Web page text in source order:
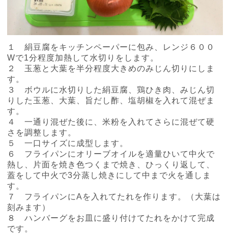
１ 絹豆腐をキッチンペーパーに包み、レンジ６００
Wで1分程度加熱して水切りをします。
２ 玉葱と大葉を半分程度大きめのみじん切りにしま
す。
３ ボウルに水切りした絹豆腐、鶏ひき肉、みじん切
りした玉葱、大葉、旨だし酢、塩胡椒を入れて混ぜま
す。
４ 一通り混ぜた後に、米粉を入れてさらに混ぜて硬
さを調整します。
５ 一口サイズに成型します。
６ フライパンにオリーブオイルを適量ひいて中火で
熱し、片面を焼き色つくまで焼き、ひっくり返して、
蓋をして中火で3分蒸し焼きにして中まで火を通しま
す。
７ フライパンにA を入れてたれを作ります。（大葉は
刻みます）
８ ハンバーグをお皿に盛り付けてたれをかけて完成
です。